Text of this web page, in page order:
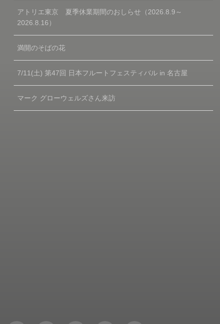
アトリエ東京 夏季休業期間のおしらせ（2026.8.9～
2026.8.16）
満開のそばの花
7/11(土) 第47回 日本フルートフェスティバル in 名古屋
マーク グローウェルズさん来訪